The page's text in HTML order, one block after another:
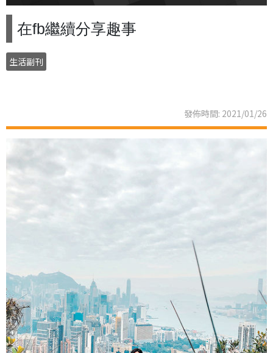
在fb繼續分享趣事
生活副刊
發佈時間: 2021/01/26